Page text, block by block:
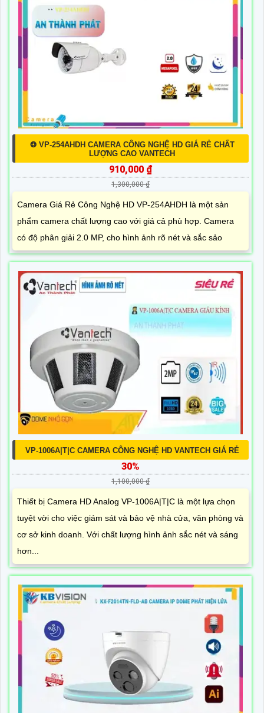
❂ VP-254AHDH CAMERA CÔNG NGHỆ HD GIÁ RẺ CHẤT
LƯỢNG CAO VANTECH
910,000 ₫
1,300,000 ₫
Camera Giá Rẻ Công Nghệ HD VP-254AHDH là một sản
phẩm camera chất lượng cao với giá cả phù hợp. Camera
có độ phân giải 2.0 MP, cho hình ảnh rõ nét và sắc sảo
VP-1006A|T|C CAMERA CÔNG NGHỆ HD VANTECH GIÁ RẺ
30%
1,100,000 ₫
Thiết bị Camera HD Analog VP-1006A|T|C là một lựa chọn
tuyệt vời cho việc giám sát và bảo vệ nhà cửa, văn phòng và
cơ sở kinh doanh. Với chất lượng hình ảnh sắc nét và sáng
hơn...